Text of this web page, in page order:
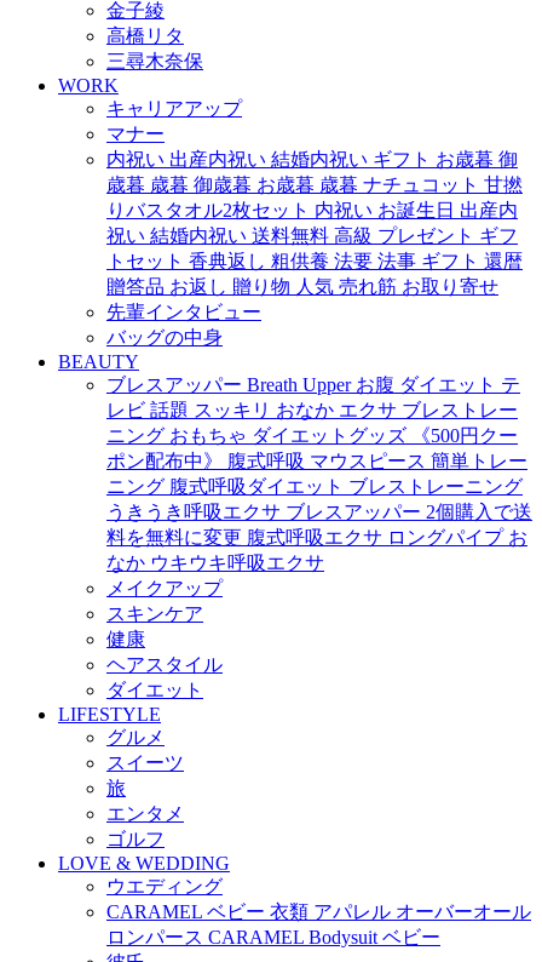
金子綾
高橋リタ
三尋木奈保
WORK
キャリアアップ
マナー
内祝い 出産内祝い 結婚内祝い ギフト お歳暮 御
歳暮 歳暮 御歳暮 お歳暮 歳暮 ナチュコット 甘撚
りバスタオル2枚セット 内祝い お誕生日 出産内
祝い 結婚内祝い 送料無料 高級 プレゼント ギフ
トセット 香典返し 粗供養 法要 法事 ギフト 還暦
贈答品 お返し 贈り物 人気 売れ筋 お取り寄せ
先輩インタビュー
バッグの中身
BEAUTY
ブレスアッパー Breath Upper お腹 ダイエット テ
レビ 話題 スッキリ おなか エクサ ブレストレー
ニング おもちゃ ダイエットグッズ 《500円クー
ポン配布中》 腹式呼吸 マウスピース 簡単トレー
ニング 腹式呼吸ダイエット ブレストレーニング
うきうき呼吸エクサ ブレスアッパー 2個購入で送
料を無料に変更 腹式呼吸エクサ ロングパイプ お
なか ウキウキ呼吸エクサ
メイクアップ
スキンケア
健康
ヘアスタイル
ダイエット
LIFESTYLE
グルメ
スイーツ
旅
エンタメ
ゴルフ
LOVE & WEDDING
ウエディング
CARAMEL ベビー 衣類 アパレル オーバーオール
ロンパース CARAMEL Bodysuit ベビー